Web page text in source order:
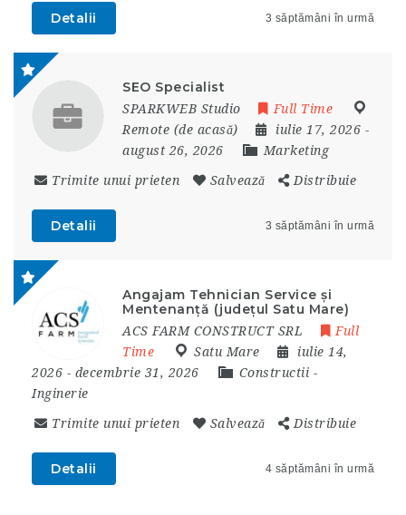
Detalii 3 săptămâni în urmă
SEO Specialist
SPARKWEB Studio
Full Time
Remote (de acasă)
iulie 17, 2026 -
august 26, 2026
Marketing
Trimite unui prieten Salvează Distribuie
Detalii 3 săptămâni în urmă
Angajam Tehnician Service și
Mentenanță (județul Satu Mare)
ACS FARM CONSTRUCT SRL
Full
Time
Satu Mare
iulie 14,
2026 - decembrie 31, 2026 Constructii -
Inginerie
Trimite unui prieten Salvează Distribuie
Detalii 4 săptămâni în urmă